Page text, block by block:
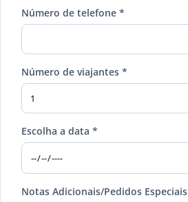
Número de telefone *
Número de viajantes *
Escolha a data *
Notas Adicionais/Pedidos Especiais